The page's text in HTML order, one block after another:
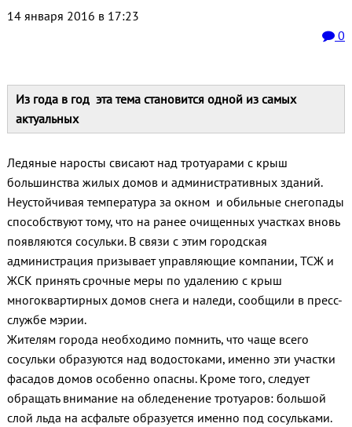
14 января 2016 в 17:23
0
Из года в год эта тема становится одной из самых
актуальных
Ледяные наросты свисают над тротуарами с крыш
большинства жилых домов и административных зданий.
Неустойчивая температура за окном и обильные снегопады
способствуют тому, что на ранее очищенных участках вновь
появляются сосульки. В связи с этим городская
администрация призывает управляющие компании, ТСЖ и
ЖСК принять срочные меры по удалению с крыш
многоквартирных домов снега и наледи, сообщили в пресс-
службе мэрии.
Жителям города необходимо помнить, что чаще всего
сосульки образуются над водостоками, именно эти участки
фасадов домов особенно опасны. Кроме того, следует
обращать внимание на обледенение тротуаров: большой
слой льда на асфальте образуется именно под сосульками.